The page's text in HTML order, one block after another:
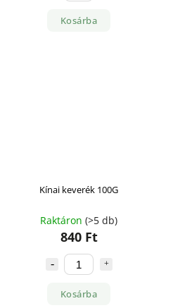
Kosárba
Kínai keverék 100G
Raktáron (>5 db)
840 Ft
Kosárba